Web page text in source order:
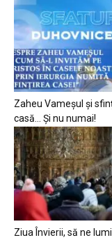
Zaheu Vameșul și
casă… Și nu numai!
Ziua Învierii, să ne